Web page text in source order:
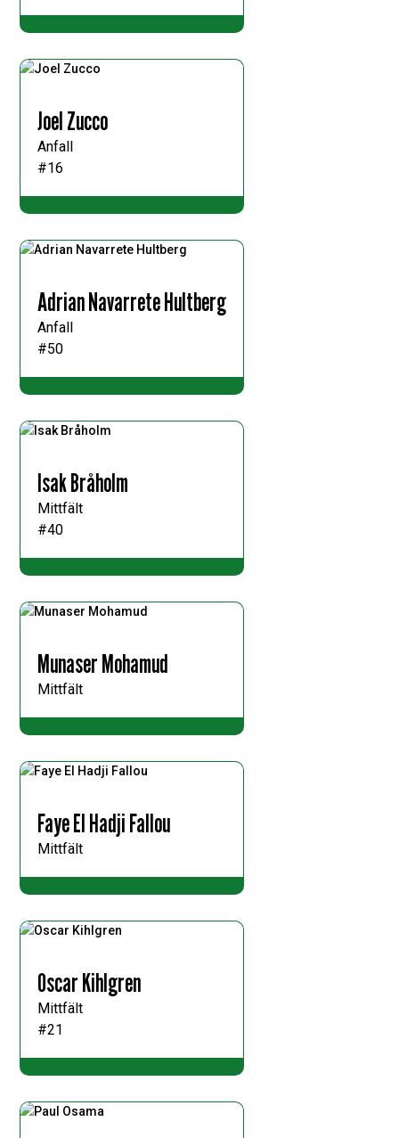
Joel Zucco
Anfall
#16
Adrian Navarrete Hultberg
Anfall
#50
Isak Bråholm
Mittfält
#40
Munaser Mohamud
Mittfält
Faye El Hadji Fallou
Mittfält
Oscar Kihlgren
Mittfält
#21